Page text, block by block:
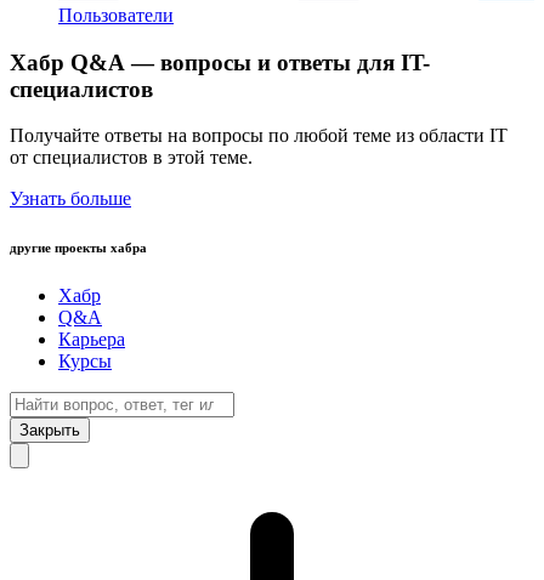
Пользователи
Хабр Q&A — вопросы и ответы для IT-
специалистов
Получайте ответы на вопросы по любой теме из области IT
от специалистов в этой теме.
Узнать больше
другие проекты хабра
Хабр
Q&A
Карьера
Курсы
Закрыть